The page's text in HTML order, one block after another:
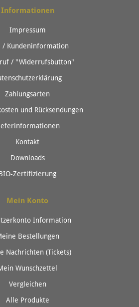
Informationen
Impressum
/ Kundeninformation
/ "Widerrufsbutton"
Zahlungsarten
und Rücksendungen
Kontakt
Downloads
Zertifizierung
Mein Konto
Information
Bestellungen
Nachrichten (Tickets)
Wunschzettel
Vergleichen
Alle Produkte